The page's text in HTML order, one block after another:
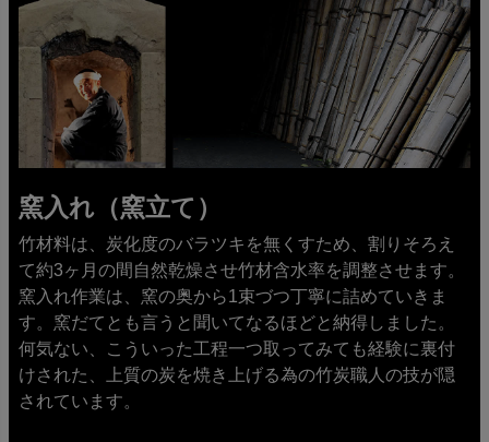
窯入れ（窯立て）
竹材料は、炭化度のバラツキを無くすため、割りそろえ
て約3ヶ月の間自然乾燥させ竹材含水率を調整させます。
窯入れ作業は、窯の奥から1束づつ丁寧に詰めていきま
す。窯だてとも言うと聞いてなるほどと納得しました。
何気ない、こういった工程一つ取ってみても経験に裏付
けされた、上質の炭を焼き上げる為の竹炭職人の技が隠
されています。